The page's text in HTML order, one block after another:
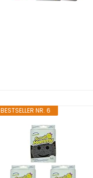
BESTSELLER NR. 6